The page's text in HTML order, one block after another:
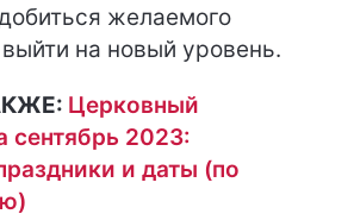
желаемого
выйти на новый уровень.
Церковный
сентябрь 2023:
и даты (по